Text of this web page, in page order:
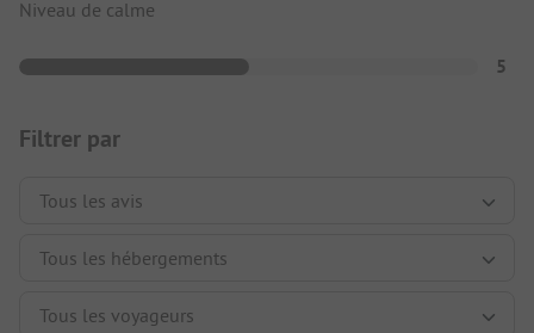
Niveau de calme
5
Filtrer par